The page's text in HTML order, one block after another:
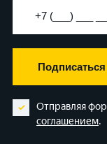
Подписаться
Отправляя
соглашением.